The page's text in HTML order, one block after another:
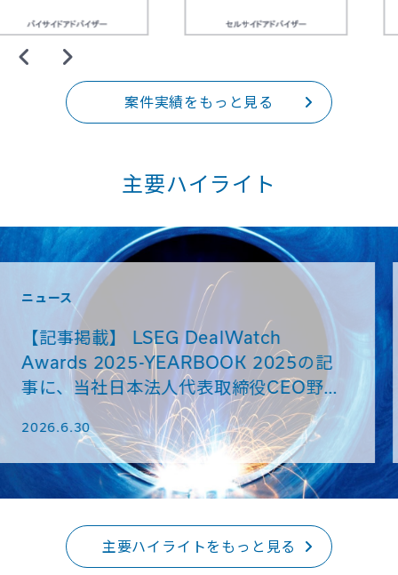
案件実績をもっと見る
主要ハイライト
DealWatch
2025の記
代表取締役CEO野々
掲載されました
ニュース
【記事掲載】日
人代表取締役
ビュー記事が掲
2026.6.2
主要ハイライトをもっと見る